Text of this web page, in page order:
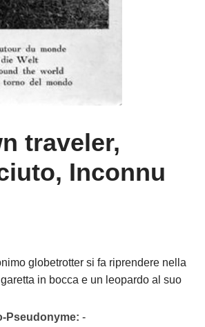
traveler,
Inconnu
globetrotter si fa riprendere nella
in bocca e un leopardo al suo
Pseudonyme: -